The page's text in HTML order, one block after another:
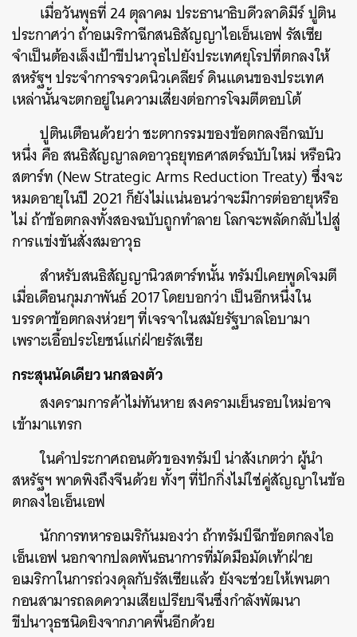
เมื่อวันพุธที่ 24 ตุลาคม ประธานาธิบดีวลาดิมีร์ ปูติน
ประกาศว่า ถ้าอเมริกาฉีกสนธิสัญญาไอเอ็นเอฟ รัสเซีย
จำเป็นต้องเล็งเป้าขีปนาวุธไปยังประเทศยุโรปที่ตกลงให้
สหรัฐฯ ประจำการจรวดนิวเคลียร์ ดินแดนของประเทศ
เหล่านั้นจะตกอยู่ในความเสี่ยงต่อการโจมตีตอบโต้
ปูตินเตือนด้วยว่า ชะตากรรมของข้อตกลงอีกฉบับ
หนึ่ง คือ สนธิสัญญาลดอาวุธยุทธศาสตร์ฉบับใหม่ หรือนิว
สตาร์ท (New Strategic Arms Reduction Treaty) ซึ่งจะ
หมดอายุในปี 2021 ก็ยังไม่แน่นอนว่าจะมีการต่ออายุหรือ
ไม่ ถ้าข้อตกลงทั้งสองฉบับถูกทำลาย โลกจะพลัดกลับไปสู่
การแข่งขันสั่งสมอาวุธ
สำหรับสนธิสัญญานิวสตาร์ทนั้น ทรัมป์เคยพูดโจมตี
เมื่อเดือนกุมภาพันธ์ 2017 โดยบอกว่า เป็นอีกหนึ่งใน
บรรดาข้อตกลงห่วยๆ ที่เจรจาในสมัยรัฐบาลโอบามา
เพราะเอื้อประโยชน์แก่ฝ่ายรัสเซีย
กระสุนนัดเดียว นกสองตัว
สงครามการค้าไม่ทันหาย สงครามเย็นรอบใหม่อาจ
เข้ามาแทรก
ในคำประกาศถอนตัวของทรัมป์ น่าสังเกตว่า ผู้นำ
สหรัฐฯ พาดพิงถึงจีนด้วย ทั้งๆ ที่ปักกิ่งไม่ใช่คู่สัญญาในข้อ
ตกลงไอเอ็นเอฟ
นักการทหารอเมริกันมองว่า ถ้าทรัมป์ฉีกข้อตกลงไอ
เอ็นเอฟ นอกจากปลดพันธนาการที่มัดมือมัดเท้าฝ่าย
อเมริกาในการถ่วงดุลกับรัสเซียแล้ว ยังจะช่วยให้เพนตา
กอนสามารถลดความเสียเปรียบจีนซึ่งกำลังพัฒนา
ขีปนาวุธชนิดยิงจากภาคพื้นอีกด้วย